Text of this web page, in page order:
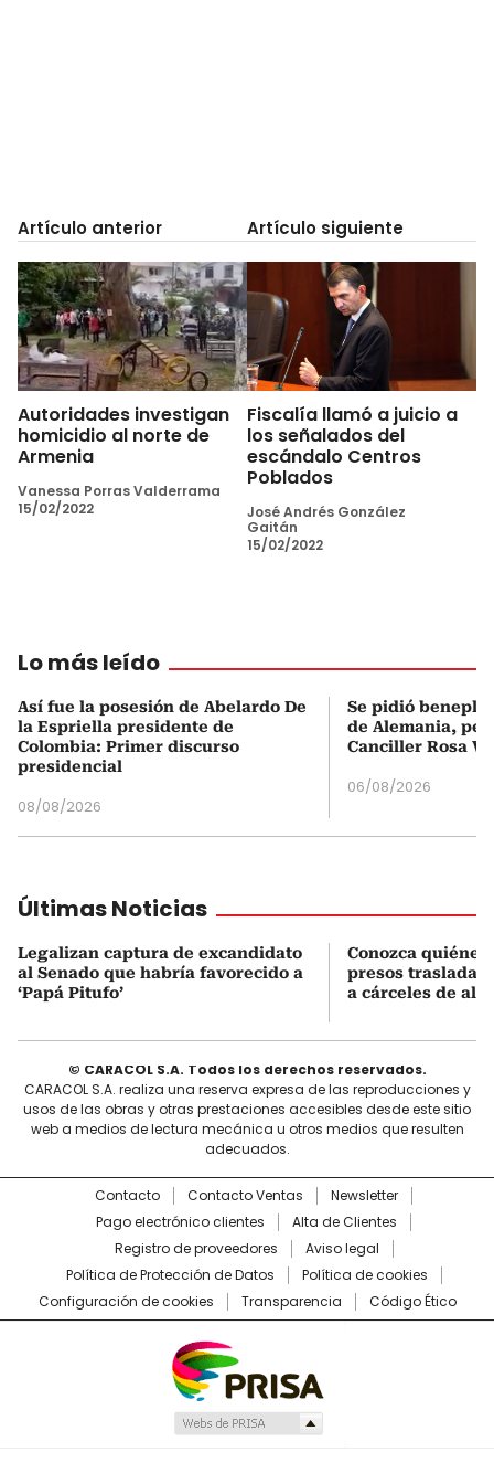
Artículo anterior
Autoridades investigan
homicidio al norte de
Armenia
Vanessa Porras Valderrama
15/02/2022
Artículo siguiente
Fiscalía llamó a juicio a
los señalados del
escándalo Centros
Poblados
José Andrés González
Gaitán
15/02/2022
Lo más leído
Así fue la posesión de Abelardo De
la Espriella presidente de
Colombia: Primer discurso
presidencial
08/08/2026
Se pidió
de Alemania,
Canciller Rosa
06/08/2026
Últimas Noticias
Legalizan captura de excandidato
al Senado que habría favorecido a
‘Papá Pitufo’
Conozca quiénes
presos
a cárceles de
© CARACOL S.A. Todos los derechos reservados.
CARACOL S.A. realiza una reserva expresa de las reproducciones y
usos de las obras y otras prestaciones accesibles desde este sitio
web a medios de lectura mecánica u otros medios que resulten
adecuados.
Contacto Contacto Ventas
Newsletter
Pago electrónico clientes
Alta de Clientes
Registro de proveedores
Aviso legal
Política de Protección de Datos
Política de cookies
Configuración de cookies
Transparencia Código Ético